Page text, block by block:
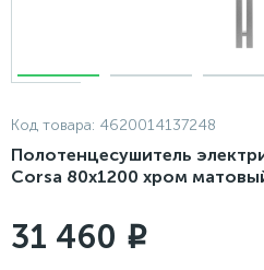
Код товара: 4620014137248
Полотенцесушитель
Corsa 80х1200 хром
31 460 i